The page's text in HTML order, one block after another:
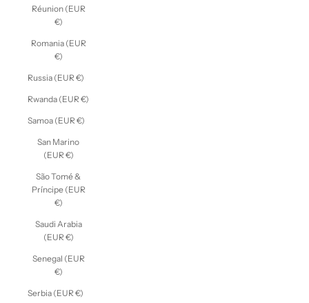
Réunion (EUR
€)
Romania (EUR
€)
Russia (EUR €)
Rwanda (EUR €)
Samoa (EUR €)
San Marino
(EUR €)
São Tomé &
Príncipe (EUR
€)
Saudi Arabia
(EUR €)
Senegal (EUR
€)
Serbia (EUR €)